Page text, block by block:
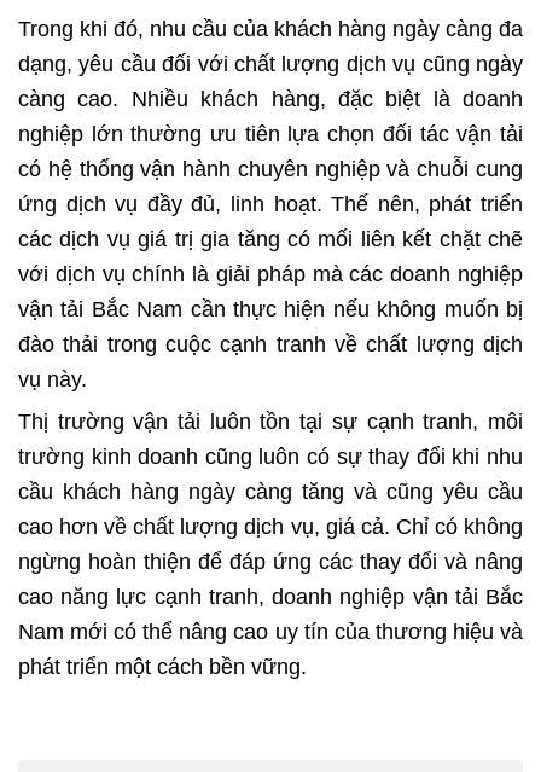
Trong khi đó, nhu cầu của khách hàng ngày càng đa
dạng, yêu cầu đối với chất lượng dịch vụ cũng ngày
càng cao. Nhiều khách hàng, đặc biệt là doanh
nghiệp lớn thường ưu tiên lựa chọn đối tác vận tải
có hệ thống vận hành chuyên nghiệp và chuỗi cung
ứng dịch vụ đầy đủ, linh hoạt. Thế nên, phát triển
các dịch vụ giá trị gia tăng có mối liên kết chặt chẽ
với dịch vụ chính là giải pháp mà các doanh nghiệp
vận tải Bắc Nam cần thực hiện nếu không muốn bị
đào thải trong cuộc cạnh tranh về chất lượng dịch
vụ này.
Thị trường vận tải luôn tồn tại sự cạnh tranh, môi
trường kinh doanh cũng luôn có sự thay đổi khi nhu
cầu khách hàng ngày càng tăng và cũng yêu cầu
cao hơn về chất lượng dịch vụ, giá cả. Chỉ có không
ngừng hoàn thiện để đáp ứng các thay đổi và nâng
cao năng lực cạnh tranh, doanh nghiệp vận tải Bắc
Nam mới có thể nâng cao uy tín của thương hiệu và
phát triển một cách bền vững.